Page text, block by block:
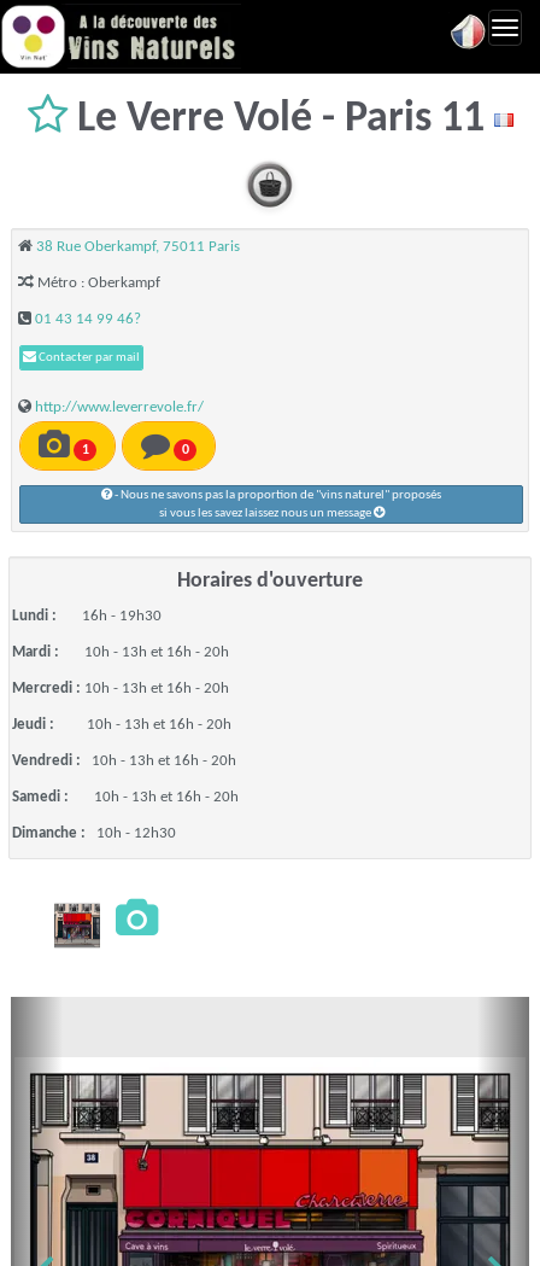
Le Verre Volé - Paris 11
38 Rue Oberkampf, 75011 Paris
Métro : Oberkampf
01 43 14 99 46?
Contacter par mail
http://www.leverrevole.fr/
1 0
- Nous ne savons pas la proportion de "vins naturel" proposés
si vous les savez laissez nous un message
Horaires d'ouverture
Lundi : 16h - 19h30
Mardi : 10h - 13h et 16h - 20h
Mercredi : 10h - 13h et 16h - 20h
Jeudi : 10h - 13h et 16h - 20h
Vendredi : 10h - 13h et 16h - 20h
Samedi : 10h - 13h et 16h - 20h
Dimanche : 10h - 12h30